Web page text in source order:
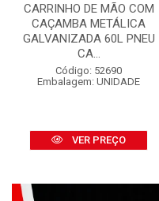
CARRINHO DE MÃO COM
CAÇAMBA METÁLICA
GALVANIZADA 60L PNEU
CA...
Código: 52690
Embalagem: UNIDADE
VER PREÇO